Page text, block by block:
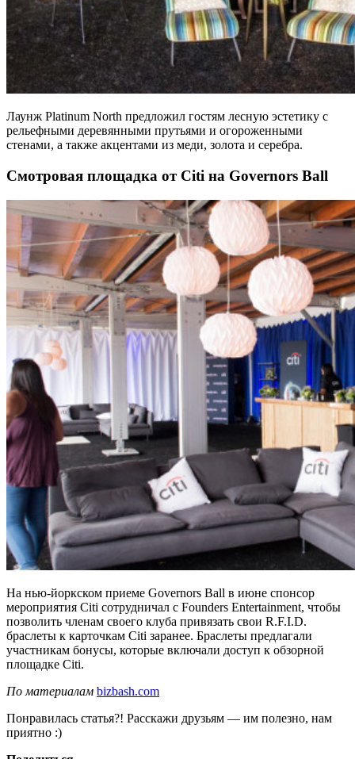
Лаунж Platinum North предложил гостям лесную эстетику с
рельефными деревянными прутьями и огороженными
стенами, а также акцентами из меди, золота и серебра.
Смотровая площадка от Citi на Governors Ball
На нью-йоркском приеме Governors Ball в июне спонсор
мероприятия Citi сотрудничал с Founders Entertainment, чтобы
позволить членам своего клуба привязать свои R.F.I.D.
браслеты к карточкам Citi заранее. Браслеты предлагали
участникам бонусы, которые включали доступ к обзорной
площадке Citi.
По материалам bizbash.com
Понравилась статья?! Расскажи друзьям — им полезно, нам
приятно :)